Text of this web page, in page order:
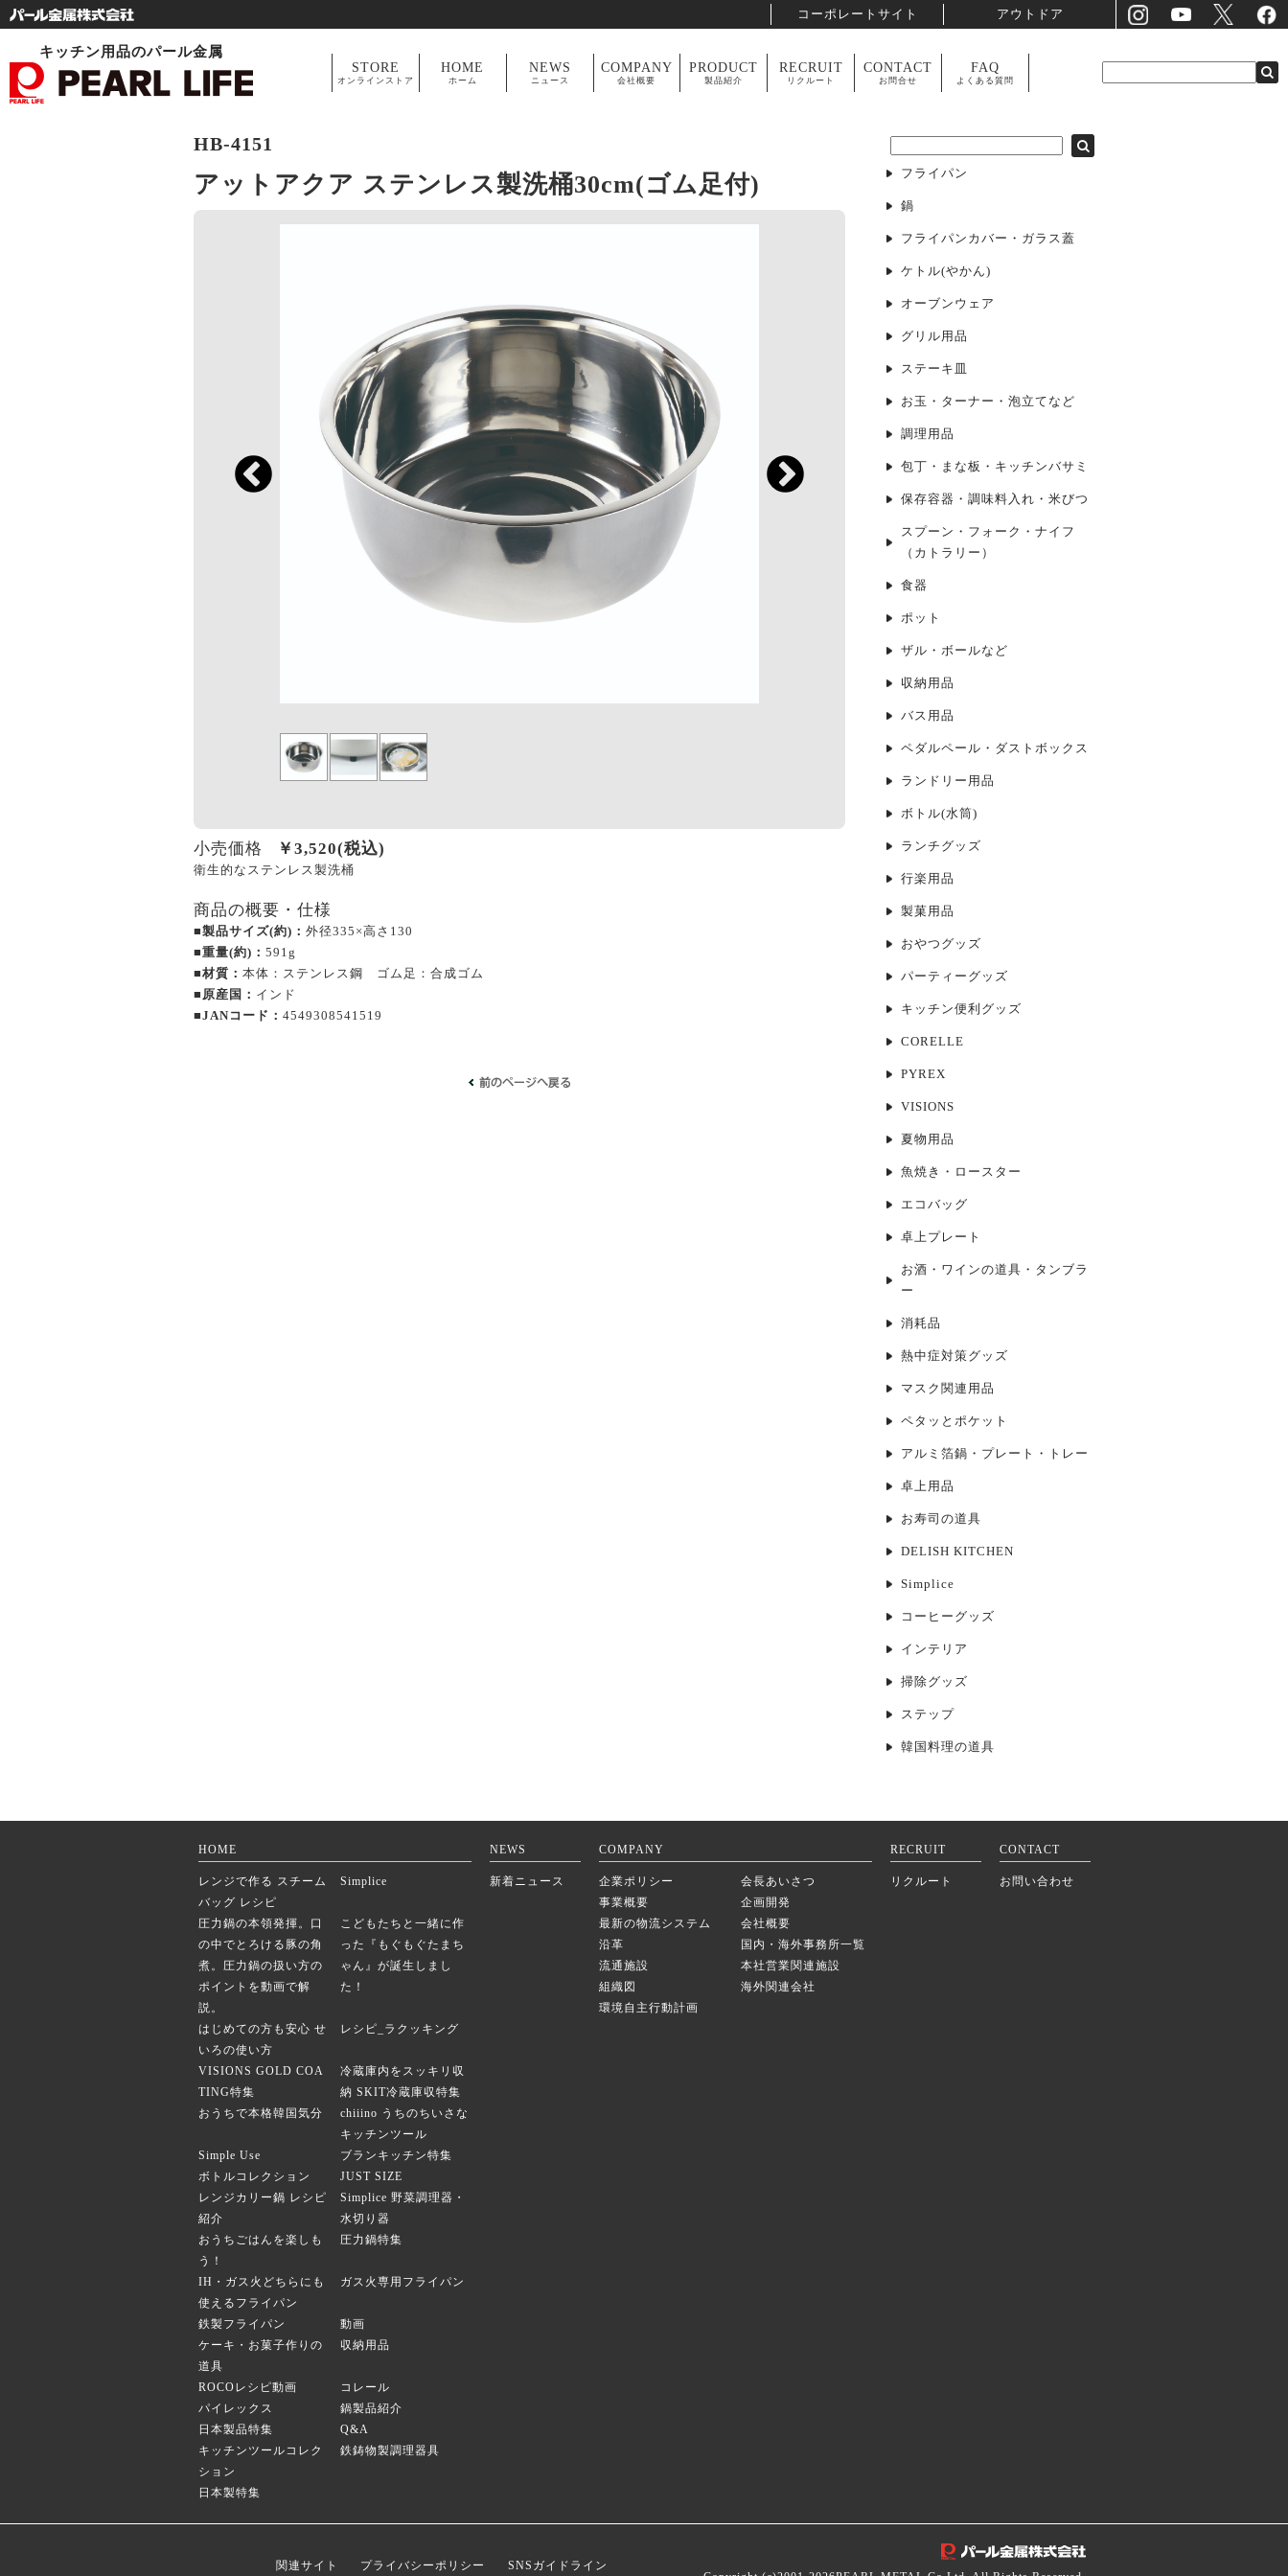
コーポレートサイト アウトドア
キッチン用品のパール金属
STORE
オンラインストア
HOME
ホーム
NEWS
ニュース
COMPANY
会社概要
PRODUCT
製品紹介
RECRUIT
リクルート
CONTACT
お問合せ
FAQ
よくある質問
HB-4151
アットアクア ステンレス製洗桶30cm(ゴム足付)
小売価格 ￥ 3,520(税込)
衛生的なステンレス製洗桶
商品の概要・仕様
■製品サイズ(約)： 外径335×高さ130
■重量(約)： 591g
■材質： 本体：ステンレス鋼 ゴム足：合成ゴム
■原産国： インド
■JANコード： 4549308541519
フライパン
鍋
フライパンカバー・ガラス蓋
ケトル(やかん)
オーブンウェア
グリル用品
ステーキ皿
お玉・ターナー・泡立てなど
調理用品
包丁・まな板・キッチンバサミ
保存容器・調味料入れ・米びつ
スプーン・フォーク・ナイフ
（カトラリー）
食器
ポット
ザル・ボールなど
収納用品
バス用品
ペダルペール・ダストボックス
ランドリー用品
ボトル(水筒)
ランチグッズ
行楽用品
製菓用品
おやつグッズ
パーティーグッズ
キッチン便利グッズ
CORELLE
PYREX
VISIONS
夏物用品
魚焼き・ロースター
エコバッグ
卓上プレート
お酒・ワインの道具・タンブラ
ー
消耗品
熱中症対策グッズ
マスク関連用品
ペタッとポケット
アルミ箔鍋・プレート・トレー
卓上用品
お寿司の道具
DELISH KITCHEN
Simplice
コーヒーグッズ
インテリア
掃除グッズ
ステップ
韓国料理の道具
HOME
レンジで作る スチーム
バッグ レシピ
Simplice
圧力鍋の本領発揮。口
の中でとろける豚の角
煮。圧力鍋の扱い方の
ポイントを動画で解
説。
こどもたちと一緒に作
った『もぐもぐたまち
ゃん』が誕生しまし
た！
はじめての方も安心 せ
いろの使い方
レシピ_ラクッキング
VISIONS GOLD COA
TING特集
冷蔵庫内をスッキリ収
納 SKIT冷蔵庫収特集
おうちで本格韓国気分
chiiino うちのちいさな
キッチンツール
Simple Use
ブランキッチン特集
ボトルコレクション
JUST SIZE
レンジカリー鍋 レシピ
紹介
Simplice 野菜調理器・
水切り器
おうちごはんを楽しも
う！
圧力鍋特集
IH・ガス火どちらにも
使えるフライパン
ガス火専用フライパン
鉄製フライパン
動画
ケーキ・お菓子作りの
道具
収納用品
ROCOレシピ動画
コレール
パイレックス
鍋製品紹介
日本製品特集
Q&A
キッチンツールコレク
ション
鉄鋳物製調理器具
日本製特集
NEWS
新着ニュース
COMPANY
企業ポリシー
会長あいさつ
事業概要
企画開発
最新の物流システム
会社概要
沿革
国内・海外事務所一覧
流通施設
本社営業関連施設
組織図
海外関連会社
環境自主行動計画
RECRUIT
リクルート
CONTACT
お問い合わせ
関連サイト プライバシーポリシー
SNSガイドライン